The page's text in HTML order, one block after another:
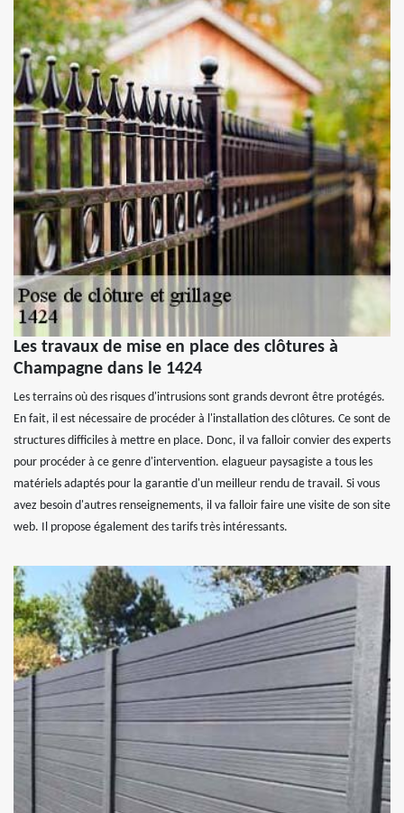
Les travaux de mise en place des clôtures à
Champagne dans le 1424
Les terrains où des risques d'intrusions sont grands devront être protégés.
En fait, il est nécessaire de procéder à l'installation des clôtures. Ce sont de
structures difficiles à mettre en place. Donc, il va falloir convier des experts
pour procéder à ce genre d'intervention. elagueur paysagiste a tous les
matériels adaptés pour la garantie d'un meilleur rendu de travail. Si vous
avez besoin d'autres renseignements, il va falloir faire une visite de son site
web. Il propose également des tarifs très intéressants.